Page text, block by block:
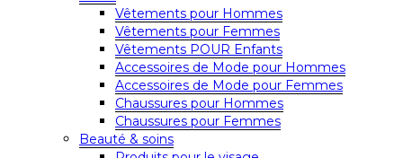
Vêtements pour Hommes
Vêtements pour Femmes
Vêtements POUR Enfants
Accessoires de Mode pour Hommes
Accessoires de Mode pour Femmes
Chaussures pour Hommes
Chaussures pour Femmes
Beauté & soins